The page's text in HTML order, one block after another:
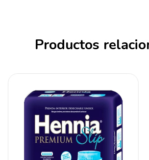
Productos